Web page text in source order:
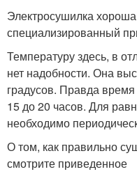
Электросушилка хороша
специализированный
Температуру здесь, в
нет надобности. Она
градусов. Правда
15 до 20 часов. Для
необходимо
О том, как правильно
смотрите приведенное